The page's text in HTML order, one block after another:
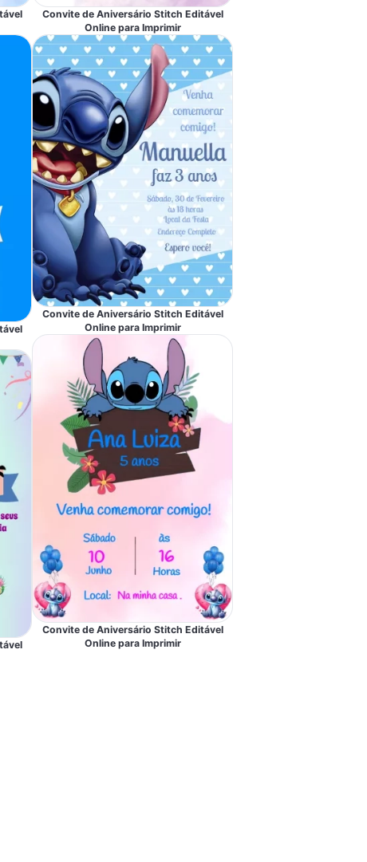
Convite de Aniversário Stitch Editável
Online para Imprimir
Convite de Aniversário Stitch Editável
Online para Imprimir
Convite de Aniversário Stitch Editável
Online para Imprimir